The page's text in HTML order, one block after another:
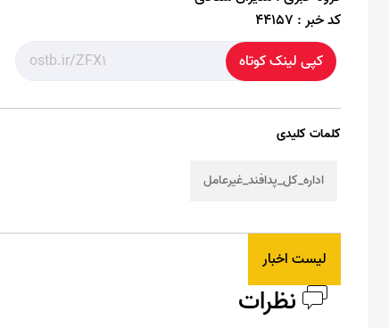
کد خبر : 44157
کپی لینک کوتاه
کلمات کلیدی
اداره_کل_پدافند_غیرعامل
لیست اخبار
نظرات